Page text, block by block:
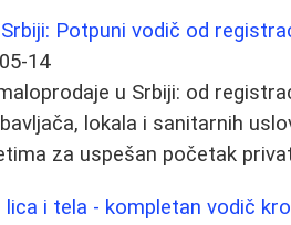
Potpuni vodič od
14
u Srbiji: od
lokala i sanitarnih
za uspešan početak
i tela - kompletan vodič